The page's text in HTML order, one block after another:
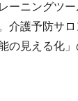
ニングツ
介護予防サ
の見える化